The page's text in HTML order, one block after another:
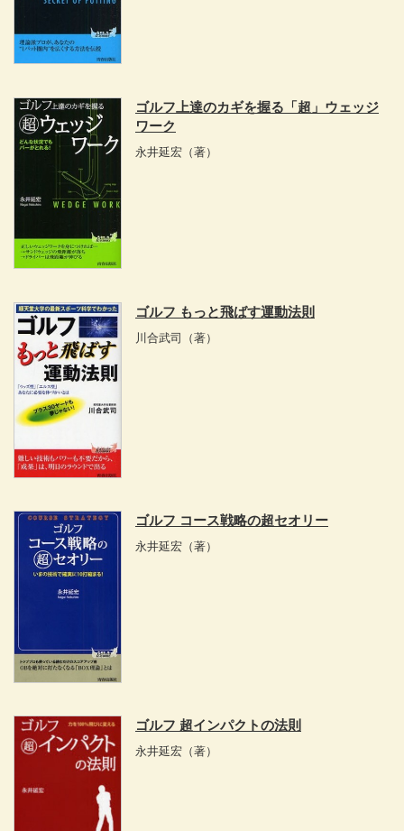
ゴルフ上達のカギを握る「超」ウェッジ
ワーク
永井延宏 （著）
ゴルフ もっと飛ばす運動法則
川合武司 （著）
ゴルフ コース戦略の超セオリー
永井延宏 （著）
ゴルフ 超インパクトの法則
永井延宏 （著）